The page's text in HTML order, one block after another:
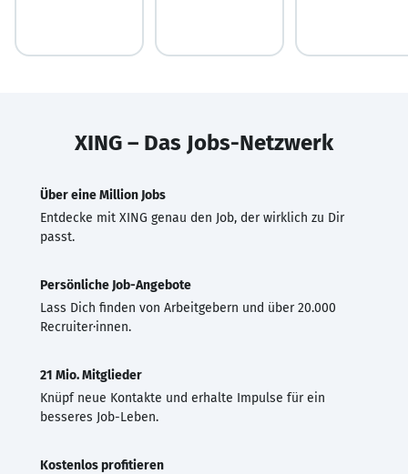
XING – Das Jobs-Netzwerk
Über eine Million Jobs
Entdecke mit XING genau den Job, der wirklich zu Dir
passt.
Persönliche Job-Angebote
Lass Dich finden von Arbeitgebern und über 20.000
Recruiter·innen.
21 Mio. Mitglieder
Knüpf neue Kontakte und erhalte Impulse für ein
besseres Job-Leben.
Kostenlos profitieren